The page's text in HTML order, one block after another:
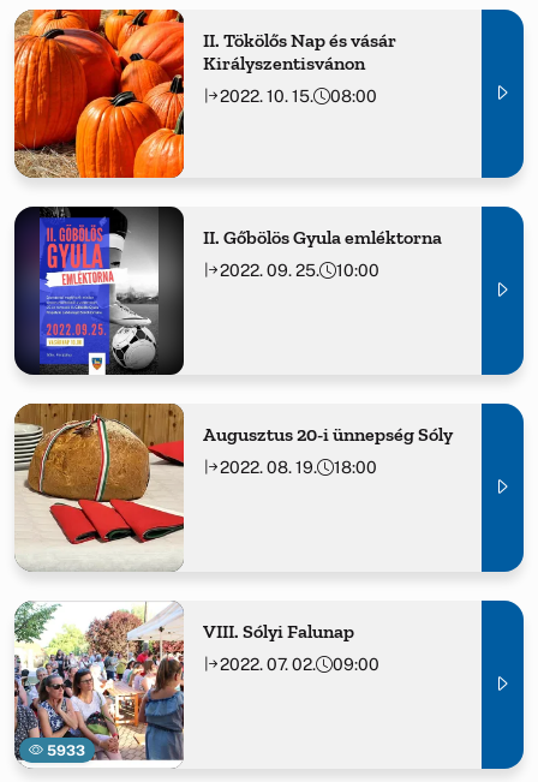
II. Tökölős Nap és vásár
Királyszentisvánon
2022. 10. 15. 08:00
II. Gőbölös Gyula emléktorna
2022. 09. 25. 10:00
Augusztus 20-i ünnepség Sóly
2022. 08. 19. 18:00
5933
VIII. Sólyi Falunap
2022. 07. 02. 09:00